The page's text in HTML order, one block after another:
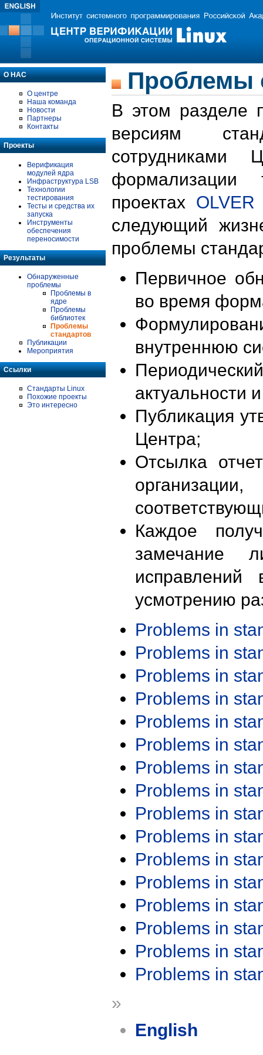
О НАС
О центре
Наша команда
Новости
Партнеры
Контакты
Проекты
Верификация
модулей ядра
Инфраструктура LSB
Технологии
тестирования
Тесты и средства их
запуска
Инструменты
обеспечения
переносимости
Результаты
Обнаруженные
проблемы
Проблемы в
ядре
Проблемы
библиотек
Проблемы
стандартов
Публикации
Мероприятия
Ссылки
Стандарты Linux
Похожие проекты
Это интересно
Проблемы
В этом разделе
версиям
формализации
проектах OLVER
следующий
проблемы
Первичное
во время
внутреннюю
актуальности
Публикация
Центра;
Отсылка
Каждое
замечание
исправлений
усмотрению
Problems in
Problems in
Problems in
Problems in
Problems in
Problems in
Problems in
Problems in
Problems in
Problems in
Problems in
Problems in
Problems in
Problems in
Problems in
Problems in
»
English